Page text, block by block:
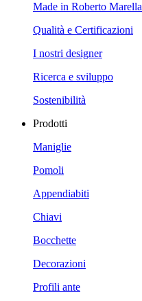
Made in Roberto Marella
Qualità e Certificazioni
I nostri designer
Ricerca e sviluppo
Sostenibilità
Prodotti
Maniglie
Pomoli
Appendiabiti
Chiavi
Bocchette
Decorazioni
Profili ante